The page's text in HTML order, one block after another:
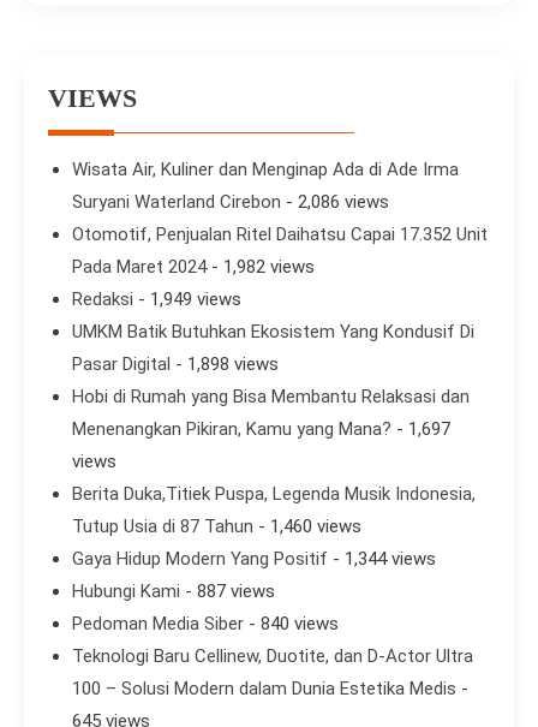
VIEWS
Wisata Air, Kuliner dan Menginap Ada di Ade Irma
Suryani Waterland Cirebon - 2,086 views
Otomotif, Penjualan Ritel Daihatsu Capai 17.352 Unit
Pada Maret 2024- 1,982 views
Redaksi - 1,949 views
UMKM Batik Butuhkan Ekosistem Yang Kondusif Di
Pasar Digital - 1,898 views
Hobi di Rumah yang Bisa Membantu Relaksasi dan
Menenangkan Pikiran, Kamu yang Mana? - 1,697
views
Berita Duka,Titiek Puspa, Legenda Musik Indonesia,
Tutup Usia di 87 Tahun - 1,460 views
Gaya Hidup Modern Yang Positif - 1,344 views
Hubungi Kami - 887 views
Pedoman Media Siber - 840 views
Teknologi Baru Cellinew, Duotite, dan D-Actor Ultra
100 – Solusi Modern dalam Dunia Estetika Medis -
645 views